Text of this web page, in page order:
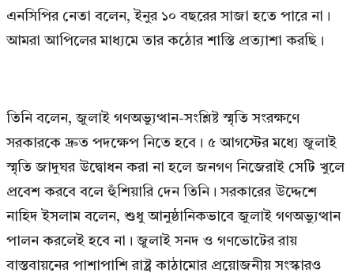
এনসিপির নেতা বলেন, ইনুর ১০ বছরের সাজা হতে পারে না।
আমরা আপিলের মাধ্যমে তার কঠোর শাস্তি প্রত্যাশা করছি।
তিনি বলেন, জুলাই গণঅভ্যুত্থান-সংশ্লিষ্ট স্মৃতি সংরক্ষণে
সরকারকে দ্রুত পদক্ষেপ নিতে হবে। ৫ আগস্টের মধ্যে জুলাই
স্মৃতি জাদুঘর উদ্বোধন করা না হলে জনগণ নিজেরাই সেটি খুলে
প্রবেশ করবে বলে হুঁশিয়ারি দেন তিনি। সরকারের উদ্দেশে
নাহিদ ইসলাম বলেন, শুধু আনুষ্ঠানিকভাবে জুলাই গণঅভ্যুত্থান
পালন করলেই হবে না। জুলাই সনদ ও গণভোটের রায়
বাস্তবায়নের পাশাপাশি রাষ্ট্র কাঠামোর প্রয়োজনীয় সংস্কারও